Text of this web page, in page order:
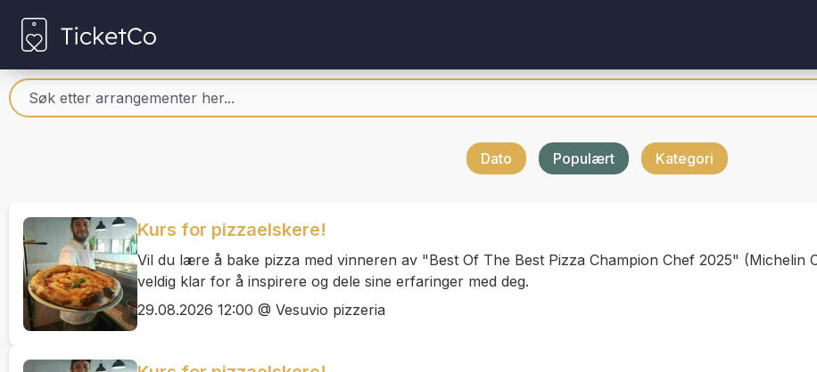
Dato Populært Kategori
Kurs for pizzaelskere!
Vil du lære å bake pizza med vinneren av "Best Of The Best Pizza Champion Chef 2025" (Michelin
veldig klar for å inspirere og dele sine erfaringer med deg.
29.08.2026 12:00 @ Vesuvio pizzeria